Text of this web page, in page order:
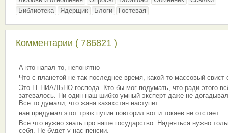
Библиотека
Ядерщик Блоги Гостевая
Комментарии ( 786821 )
А кто напал то, непонятно
Что с планетой не так последнее время, какой-то массовый свист
Это ГЕНИАЛЬНО господа. Кто бы мог подумать, что ради этого
затевалось. Ни один наш шибко умный эксперт даже не
Все то думали, что жана казахстан наступит
нан придумал этот трюк путин повторил вот и токаев не отстает
Всё что нужно знать про наше государство. Надеяться нужно
себя. Не будет у нас пенсии.